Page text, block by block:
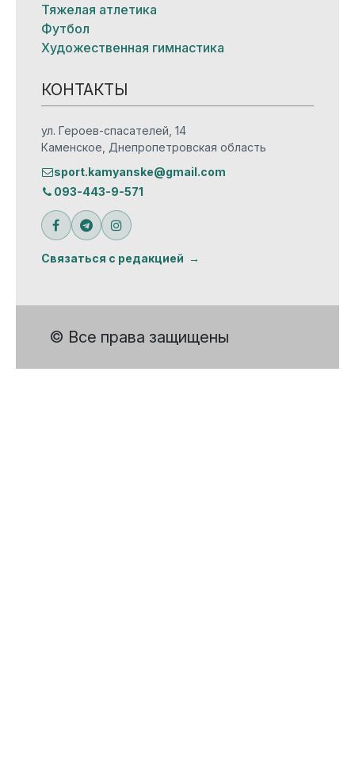
Тяжелая атлетика
Футбол
Художественная гимнастика
КОНТАКТЫ
ул. Героев-спасателей, 14
Каменское, Днепропетровская область
sport.kamyanske@gmail.com
093-443-9-571
Связаться с редакцией
© Все права защищены